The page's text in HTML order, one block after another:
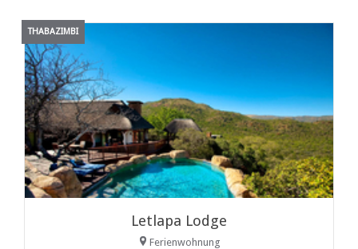
THABAZIMBI
Letlapa Lodge
Ferienwohnung